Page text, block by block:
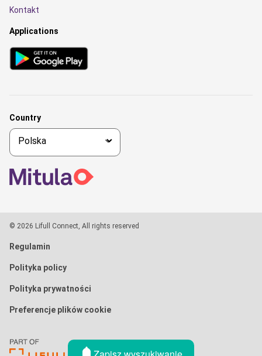
Kontakt
Applications
Country
© 2026 Lifull Connect, All rights reserved
Regulamin
Polityka policy
Polityka prywatności
Preferencje plików cookie